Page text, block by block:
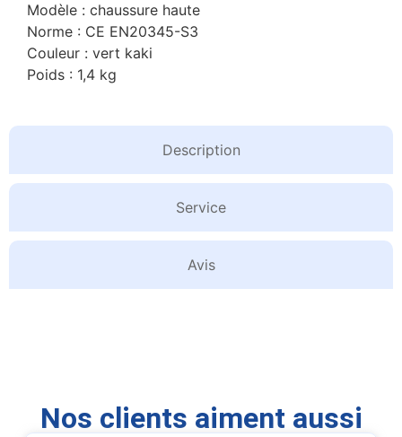
Description
Service
Avis
Modèle : chaussure haute
Norme : CE EN20345-S3
Couleur : vert kaki
Poids : 1,4 kg
Nos clients aiment aussi